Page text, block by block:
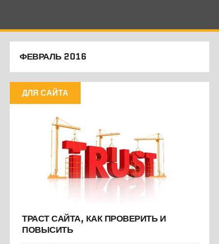
ФЕВРАЛЬ 2016
ДЛЯ САЙТА
ТРАСТ САЙТА, КАК ПРОВЕРИТЬ И
ПОВЫСИТЬ